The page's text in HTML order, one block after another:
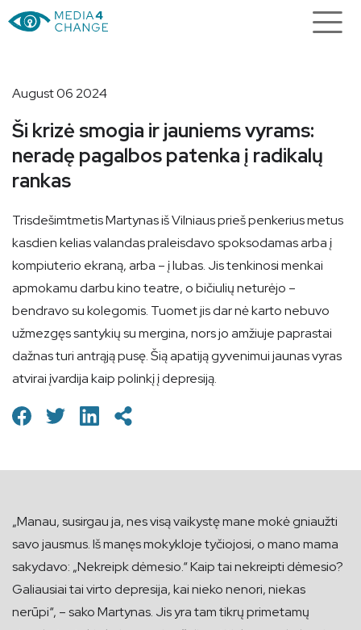
August 06 2024
Ši krizė smogia ir jauniems vyrams:
neradę pagalbos patenka į radikalų
rankas
Trisdešimtmetis Martynas iš Vilniaus prieš penkerius metus
kasdien kelias valandas praleisdavo spoksodamas arba į
kompiuterio ekraną, arba – į lubas. Jis tenkinosi menkai
apmokamu darbu kino teatre, o bičiulių neturėjo –
bendravo su kolegomis. Tuomet jis dar nė karto nebuvo
užmezgęs santykių su mergina, nors jo amžiuje paprastai
dažnas turi antrąją pusę. Šią apatiją gyvenimui jaunas vyras
atvirai įvardija kaip polinkį į depresiją.
„Manau, susirgau ja, nes visą vaikystę mane mokė gniaužti
savo jausmus. Iš manęs mokykloje tyčiojosi, o mano mama
sakydavo: „Nekreipk dėmesio.“ Kaip tai nekreipti dėmesio?
Galiausiai tai virto depresija, kai nieko nenori, niekas
nerūpi“, – sako Martynas. Jis yra tam tikrų primetamų